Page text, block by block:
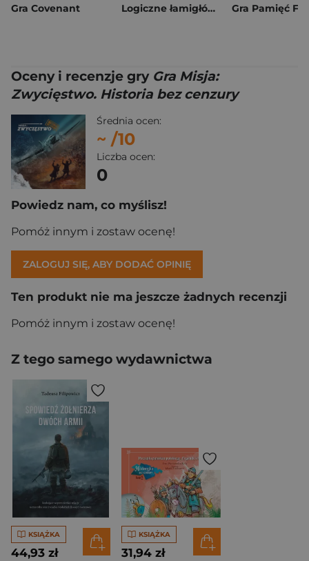
Gra Covenant Logiczne łamigłówki poziom zaawansowany Gra Pamięć
Oceny i recenzje gry Gra Misja:
Zwycięstwo. Historia bez cenzury
Średnia ocen:
~ /10
Liczba ocen:
0
Powiedz nam, co myślisz!
Pomóż innym i zostaw ocenę!
ZALOGUJ SIĘ, ABY DODAĆ OPINIĘ
Ten produkt nie ma jeszcze żadnych recenzji
Pomóż innym i zostaw ocenę!
Z tego samego wydawnictwa
KSIĄŻKA
44,93 zł
KSIĄŻKA
31,94 zł